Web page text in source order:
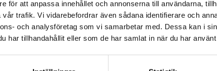
för att anpassa innehållet och annonserna till användarna,
trafik. Vi vidarebefordrar även sådana identifierare och
och analysföretag som vi samarbetar med. Dessa kan i
har tillhandahållit eller som de har samlat in när du har